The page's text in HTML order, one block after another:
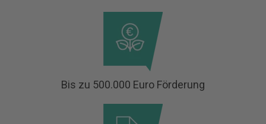
Bis zu 500.000 Euro Förderung